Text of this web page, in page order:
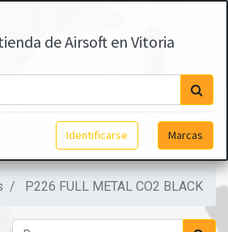
de Airsoft en Vitoria
Identificarse Marcas
P226 FULL METAL CO2 BLACK